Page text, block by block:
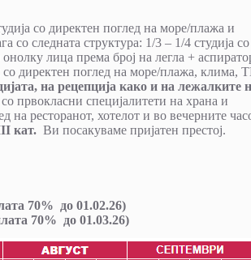
со директен поглед на море/плажа и
со следната структура: 1/3 – 1/4 студија со
лица према број на легла +
директен поглед на море/плажа, клима,
на рецепција како и на лежалките
првокласни специјалитети на храна и
на ресторанот, хотелот и во вечерните
кат. Ви посакуваме пријатен престој.
70% до 01.02.26)
70% до 01.03.26)